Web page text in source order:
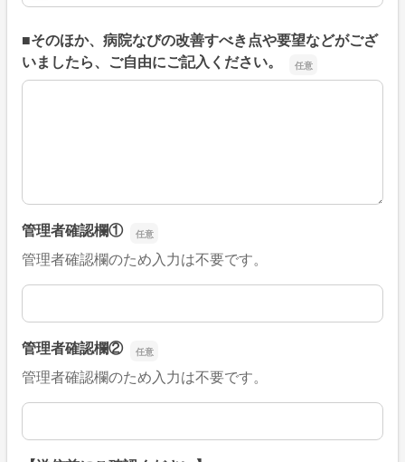
■そのほか、病院なびの改善すべき点や要望などがござ
いましたら、ご自由にご記入ください。
■そのほか、病院なびの改善すべき点や要望などがござい
管理者確認欄①
管理者確認欄のため入力は不要です。
管理者確認欄①
管理者確認欄②
管理者確認欄のため入力は不要です。
管理者確認欄②